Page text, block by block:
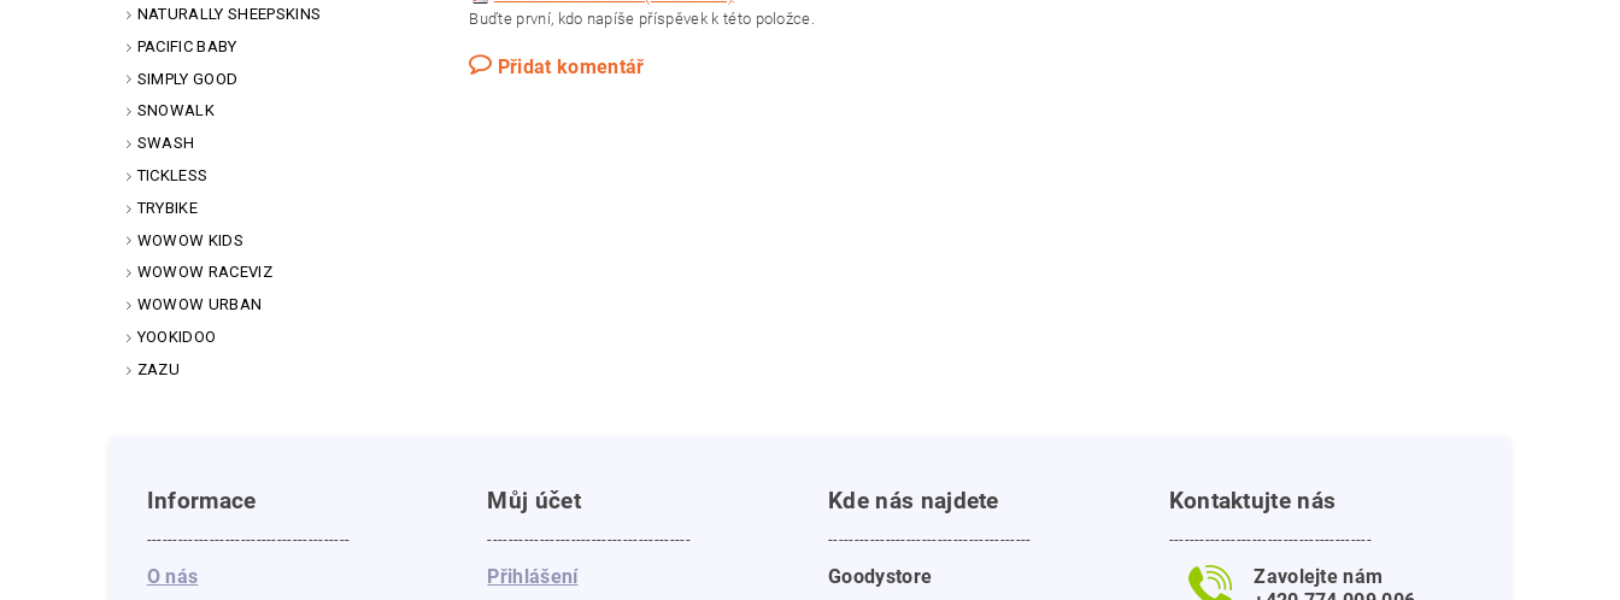
NATURALLY SHEEPSKINS
PACIFIC BABY
SIMPLY GOOD
SNOWALK
SWASH
TICKLESS
TRYBIKE
WOWOW KIDS
WOWOW RACEVIZ
WOWOW URBAN
YOOKIDOO
ZAZU
Buďte první, kdo napíše příspěvek k této položce.
Přidat komentář
Informace
---------------------------------------
O nás
Můj účet
---------------------------------------
Přihlášení
Kde nás najdete
---------------------------------------
Goodystore
Kontaktujte nás
---------------------------------------
Zavolejte nám